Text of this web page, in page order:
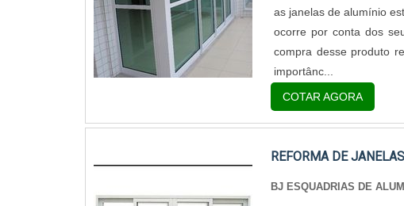
as janelas de alumínio
ocorre por conta dos
compra desse produto
importânc...
COTAR AGORA
REFORMA DE
BJ ESQUADRIAS DE